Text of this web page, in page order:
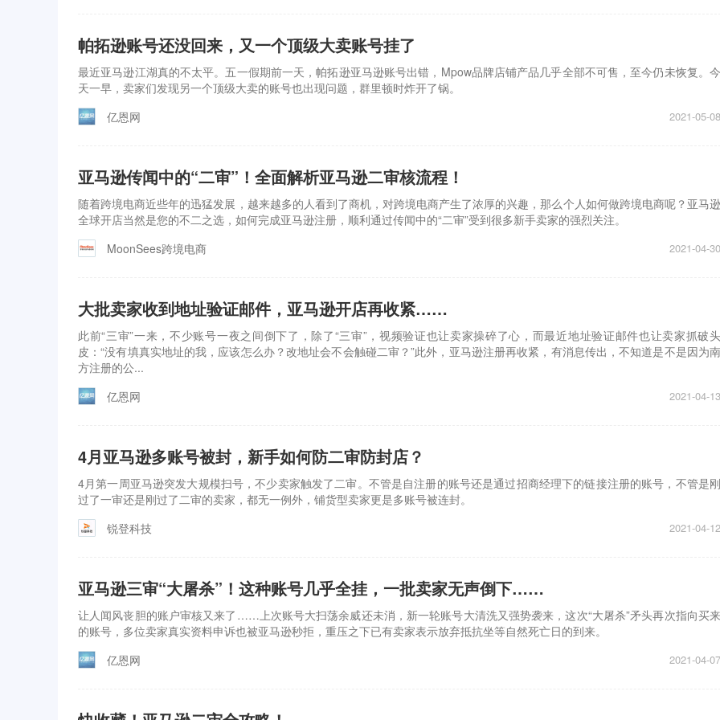
帕拓逊账号还没回来，又一个顶级大卖账号挂了
最近亚马逊江湖真的不太平。五一假期前一天，帕拓逊亚马逊账号出错，Mpow品牌店铺产品几乎全部不可售，至今仍未恢复。今
天一早，卖家们发现另一个顶级大卖的账号也出现问题，群里顿时炸开了锅。
亿恩网
2021-05-08
亚马逊传闻中的“二审”！全面解析亚马逊二审核流程！
随着跨境电商近些年的迅猛发展，越来越多的人看到了商机，对跨境电商产生了浓厚的兴趣，那么个人如何做跨境电商呢？亚马逊
全球开店当然是您的不二之选，如何完成亚马逊注册，顺利通过传闻中的“二审”受到很多新手卖家的强烈关注。
MoonSees跨境电商
2021-04-30
大批卖家收到地址验证邮件，亚马逊开店再收紧……
此前“三审”一来，不少账号一夜之间倒下了，除了“三审”，视频验证也让卖家操碎了心，而最近地址验证邮件也让卖家抓破头
皮：“没有填真实地址的我，应该怎么办？改地址会不会触碰二审？”此外，亚马逊注册再收紧，有消息传出，不知道是不是因为南
方注册的公...
亿恩网
2021-04-13
4月亚马逊多账号被封，新手如何防二审防封店？
4月第一周亚马逊突发大规模扫号，不少卖家触发了二审。不管是自注册的账号还是通过招商经理下的链接注册的账号，不管是刚
过了一审还是刚过了二审的卖家，都无一例外，铺货型卖家更是多账号被连封。
锐登科技
2021-04-12
亚马逊三审“大屠杀”！这种账号几乎全挂，一批卖家无声倒下……
让人闻风丧胆的账户审核又来了……上次账号大扫荡余威还未消，新一轮账号大清洗又强势袭来，这次“大屠杀”矛头再次指向买来
的账号，多位卖家真实资料申诉也被亚马逊秒拒，重压之下已有卖家表示放弃抵抗坐等自然死亡日的到来。
亿恩网
2021-04-07